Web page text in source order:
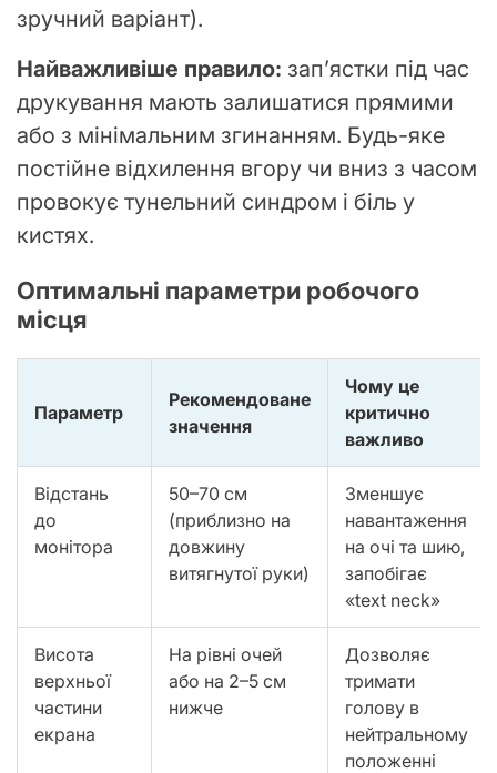
зручний варіант).
Найважливіше правило: зап’ястки під час
друкування мають залишатися прямими
або з мінімальним згинанням. Будь-яке
постійне відхилення вгору чи вниз з часом
провокує тунельний синдром і біль у
кистях.
Оптимальні параметри робочого
місця
Параметр
Рекомендоване
значення
Чому це
критично
важливо
Відстань
до
монітора
50–70 см
(приблизно на
довжину
витягнутої руки)
Зменшує
навантаження
на очі та шию,
запобігає
«text neck»
Висота
верхньої
частини
екрана
На рівні очей
або на 2–5 см
нижче
Дозволяє
тримати
голову в
нейтральному
положенні